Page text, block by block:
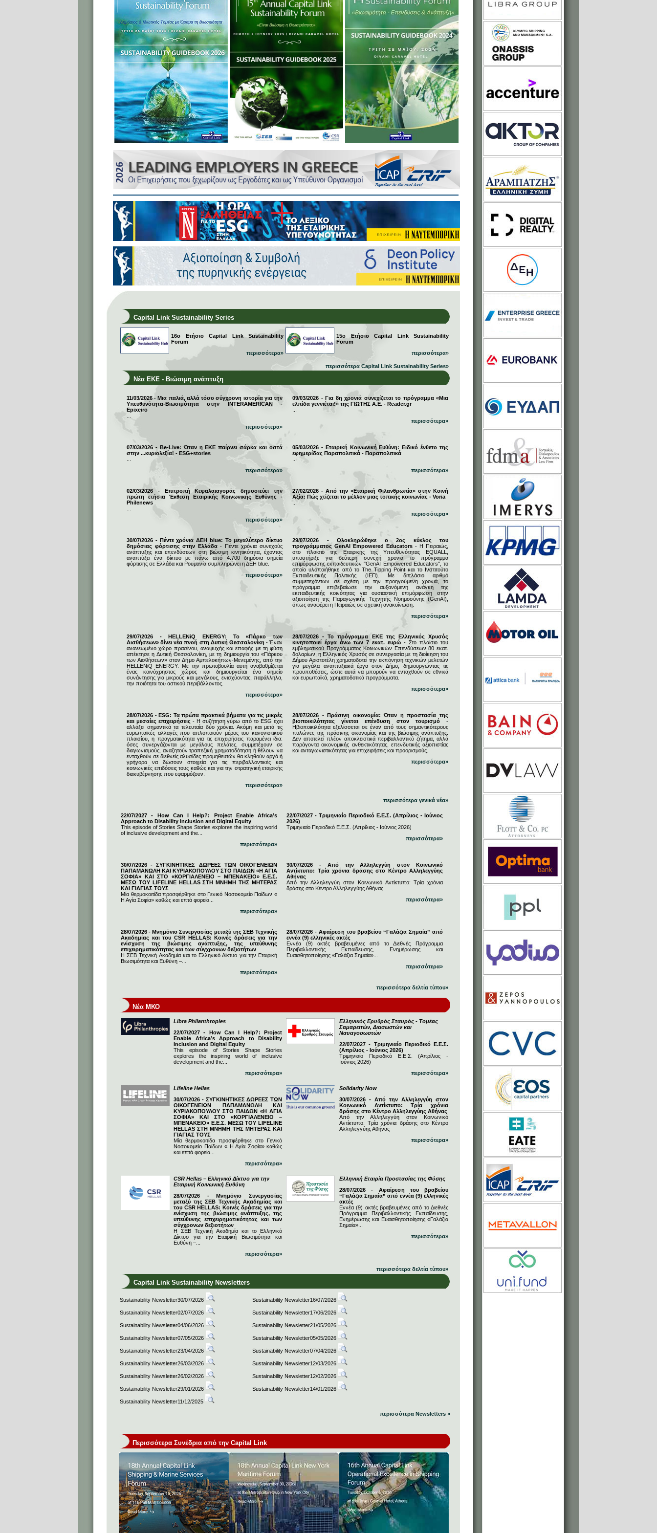
Capital Link Sustainability Series
16ο Ετήσιο Capital Link Sustainability
Forum
περισσότερα»
15ο Ετήσιο Capital Link Sustainability
Forum
περισσότερα»
περισσότερα Capital Link Sustainability Series»
Νέα ΕΚΕ - Βιώσιμη ανάπτυξη
11/03/2026 - Μια παλιά, αλλά τόσο σύγχρονη ιστορία για την
Υπευθυνότητα-Βιωσιμότητα στην INTERAMERICAN -
Epixeiro
περισσότερα»
09/03/2026 - Για 8η χρονιά συνεχίζεται το πρόγραμμα «Μια
ελπίδα γεννιέται!» της ΓΙΩΤΗΣ Α.Ε. - Reader.gr
περισσότερα»
07/03/2026 - Be-Live: Όταν η ΕΚΕ παίρνει σάρκα και οστά
στην ...κυριολεξία! - ESG+stories
περισσότερα»
05/03/2026 - Εταιρική Κοινωνική Ευθύνη: Ειδικό ένθετο της
εφημερίδας Παραπολιτικά - Παραπολιτικά
περισσότερα»
02/03/2026 - Επιτροπή Κεφαλαιαγοράς δημοσιεύει την
πρώτη ετήσια Έκθεση Εταιρικής Κοινωνικής Ευθύνης -
Philenews
περισσότερα»
27/02/2026 - Από την «Εταιρική Φιλανθρωπία» στην Κοινή
Αξία: Πώς χτίζεται το μέλλον μιας τοπικής κοινωνίας - Voria
περισσότερα»
30/07/2026 - Πέντε χρόνια ΔΕΗ blue: Το μεγαλύτερο δίκτυο
δημόσιας φόρτισης στην Ελλάδα- Πέντε χρόνια συνεχούς
ανάπτυξης και επενδύσεων στη βιώσιμη κινητικότητα, έχοντας
αναπτύξει ένα δίκτυο με πάνω από 4.700 δημόσια σημεία
φόρτισης σε Ελλάδα και Ρουμανία συμπληρώνει η ΔΕΗ blue.
περισσότερα»
29/07/2026 - Ολοκληρώθηκε ο 2ος κύκλος του
προγράμματος GenAI Empowered Educators - Η Πειραιώς,
στο πλαίσιο της Εταιρικής της Υπευθυνότητας EQUALL,
υποστήριξε για δεύτερη συνεχή χρονιά το πρόγραμμα
επιμόρφωσης εκπαιδευτικών "GenAI Empowered Educators", το
οποίο υλοποιήθηκε από το The Tipping Point και το Ινστιτούτο
Εκπαιδευτικής Πολιτικής (ΙΕΠ). Με διπλάσιο αριθμό
συμμετεχόντων σε σχέση με την προηγούμενη χρονιά, το
πρόγραμμα επιβεβαίωσε την αυξανόμενη ανάγκη της
εκπαιδευτικής κοινότητας για ουσιαστική επιμόρφωση στην
αξιοποίηση της Παραγωγικής Τεχνητής Νοημοσύνης (GenAI),
όπως αναφέρει η Πειραιώς σε σχετική ανακοίνωση.
περισσότερα»
29/07/2026 - HELLENiQ ENERGY: Το «Πάρκο των
Αισθήσεων» δίνει νέα πνοή στη Δυτική Θεσσαλονίκη - Έναν
ανανεωμένο χώρο πρασίνου, αναψυχής και επαφής με τη φύση
απέκτησε η Δυτική Θεσσαλονίκη, με τη δημιουργία του «Πάρκου
των Αισθήσεων» στον Δήμο Αμπελοκήπων-Μενεμένης, από την
HELLENiQ ENERGY. Με την πρωτοβουλία αυτή αναβαθμίζεται
ένας κοινόχρηστος χώρος και δημιουργείται ένα σημείο
συνάντησης για μικρούς και μεγάλους, ενισχύοντας, παράλληλα,
την ποιότητα του αστικού περιβάλλοντος.
περισσότερα»
28/07/2026 - Το πρόγραμμα ΕΚΕ της Ελληνικός Χρυσός
κινητοποιεί έργα άνω των 7 εκατ. ευρώ - Στο πλαίσιο του
εμβληματικού Προγράμματος Κοινωνικών Επενδύσεων 80 εκατ.
δολαρίων, η Ελληνικός Χρυσός σε συνεργασία με τη διοίκηση του
Δήμου Αριστοτέλη χρηματοδοτεί την εκπόνηση τεχνικών μελετών
για μεγάλα αναπτυξιακά έργα στον Δήμο, δημιουργώντας τις
προϋποθέσεις, ώστε αυτά να μπορούν να ενταχθούν σε εθνικά
και ευρωπαϊκά, χρηματοδοτικά προγράμματα.
περισσότερα»
28/07/2026 - ESG: Τα πρώτα πρακτικά βήματα για τις μικρές
και μεσαίες επιχειρήσεις - Η συζήτηση γύρω από το ESG έχει
αλλάξει σημαντικά τα τελευταία δύο χρόνια. Ακόμη και μετά τις
ευρωπαϊκές αλλαγές που απλοποιούν μέρος του κανονιστικού
πλαισίου, η πραγματικότητα για τις επιχειρήσεις παραμένει ίδια:
όσες συνεργάζονται με μεγάλους πελάτες, συμμετέχουν σε
διαγωνισμούς, αναζητούν τραπεζική χρηματοδότηση ή θέλουν να
ενταχθούν σε διεθνείς αλυσίδες προμηθευτών θα κληθούν αργά ή
γρήγορα να δώσουν στοιχεία για τις περιβαλλοντικές και
κοινωνικές επιδόσεις τους καθώς και για την στρατηγική εταιρικής
διακυβέρνησης που εφαρμόζουν.
περισσότερα»
28/07/2026 - Πράσινη οικονομία: Όταν η προστασία της
βιοποικιλότητας γίνεται επένδυση στον τουρισμό -
Ηβιοποικιλότητα εξελίσσεται σε έναν από τους σημαντικότερους
πυλώνες της πράσινης οικονομίας και της βιώσιμης ανάπτυξης.
Δεν αποτελεί πλέον αποκλειστικά περιβαλλοντικό ζήτημα, αλλά
παράγοντα οικονομικής ανθεκτικότητας, επενδυτικής αξιοπιστίας
και ανταγωνιστικότητας για επιχειρήσεις και προορισμούς.
περισσότερα»
περισσότερα γενικά νέα»
22/07/2027 - How Can I Help?: Project Enable Africa’s
Approach to Disability Inclusion and Digital Equity
This episode of Stories Shape Stories explores the inspiring world
of inclusive development and the...
περισσότερα»
22/07/2027 - Τριμηνιαίο Περιοδικό Ε.Ε.Σ. (Απρίλιος - Ιούνιος
2026)
Τριμηνιαίο Περιοδικό Ε.Ε.Σ. (Απρίλιος - Ιούνιος 2026)
περισσότερα»
30/07/2026 - ΣΥΓΚΙΝΗΤΙΚΕΣ ΔΩΡΕΕΣ ΤΩΝ ΟΙΚΟΓΕΝΕΙΩΝ
ΠΑΠΑΜΑΝΩΛΗ ΚΑΙ ΚΥΡΙΑΚΟΠΟΥΛΟΥ ΣΤΟ ΠΑΙΔΩΝ «Η ΑΓΙΑ
ΣΟΦΙΑ» ΚΑΙ ΣΤΟ «ΚΟΡΓΙΑΛΕΝΕΙΟ – ΜΠΕΝΑΚΕΙΟ» Ε.Ε.Σ.
ΜΕΣΩ ΤΟΥ LIFELINE HELLAS ΣΤΗ ΜΝΗΜΗ ΤΗΣ ΜΗΤΕΡΑΣ
ΚΑΙ ΓΙΑΓΙΑΣ ΤΟΥΣ
Μία θερμοκοιτίδα προσφέρθηκε στο Γενικό Νοσοκομείο Παίδων «
Η Αγία Σοφία» καθώς και επτά φορεία...
περισσότερα»
30/07/2026 - Από την Αλληλεγγύη στον Κοινωνικό
Αντίκτυπο: Τρία χρόνια δράσης στο Κέντρο Αλληλεγγύης
Αθήνας
Από την Αλληλεγγύη στον Κοινωνικό Αντίκτυπο: Τρία χρόνια
δράσης στο Κέντρο Αλληλεγγύης Αθήνας
περισσότερα»
28/07/2026 - Μνημόνιο Συνεργασίας μεταξύ της ΣΕΒ Τεχνικής
Ακαδημίας και του CSR HELLAS: Κοινές δράσεις για την
ενίσχυση της βιώσιμης ανάπτυξης, της υπεύθυνης
επιχειρηματικότητας και των σύγχρονων δεξιοτήτων
Η ΣΕΒ Τεχνική Ακαδημία και το Ελληνικό Δίκτυο για την Εταιρική
Βιωσιμότητα και Ευθύνη –...
περισσότερα»
28/07/2026 - Αφαίρεση του βραβείου “Γαλάζια Σημαία” από
εννέα (9) ελληνικές ακτές
Εννέα (9) ακτές βραβευμένες από το Διεθνές Πρόγραμμα
Περιβαλλοντικής Εκπαίδευσης, Ενημέρωσης και
Ευαισθητοποίησης «Γαλάζια Σημαία»...
περισσότερα»
περισσότερα δελτία τύπου»
Νέα ΜΚΟ
Libra Philanthropies
22/07/2027 - How Can I Help?: Project
Enable Africa’s Approach to Disability
Inclusion and Digital Equity
This episode of Stories Shape Stories
explores the inspiring world of inclusive
development and the...
περισσότερα»
Ελληνικός Ερυθρός Σταυρός - Τομέας
Σαμαρειτών, Διασωστών και
Ναυαγοσωστών
22/07/2027 - Τριμηνιαίο Περιοδικό Ε.Ε.Σ.
(Απρίλιος - Ιούνιος 2026)
Τριμηνιαίο Περιοδικό Ε.Ε.Σ. (Απρίλιος -
Ιούνιος 2026)
περισσότερα»
Lifeline Hellas
30/07/2026 - ΣΥΓΚΙΝΗΤΙΚΕΣ ΔΩΡΕΕΣ ΤΩΝ
ΟΙΚΟΓΕΝΕΙΩΝ ΠΑΠΑΜΑΝΩΛΗ ΚΑΙ
ΚΥΡΙΑΚΟΠΟΥΛΟΥ ΣΤΟ ΠΑΙΔΩΝ «Η ΑΓΙΑ
ΣΟΦΙΑ» ΚΑΙ ΣΤΟ «ΚΟΡΓΙΑΛΕΝΕΙΟ –
ΜΠΕΝΑΚΕΙΟ» Ε.Ε.Σ. ΜΕΣΩ ΤΟΥ LIFELINE
HELLAS ΣΤΗ ΜΝΗΜΗ ΤΗΣ ΜΗΤΕΡΑΣ ΚΑΙ
ΓΙΑΓΙΑΣ ΤΟΥΣ
Μία θερμοκοιτίδα προσφέρθηκε στο Γενικό
Νοσοκομείο Παίδων « Η Αγία Σοφία» καθώς
και επτά φορεία...
περισσότερα»
Solidarity Now
30/07/2026 - Από την Αλληλεγγύη στον
Κοινωνικό Αντίκτυπο: Τρία χρόνια
δράσης στο Κέντρο Αλληλεγγύης Αθήνας
Από την Αλληλεγγύη στον Κοινωνικό
Αντίκτυπο: Τρία χρόνια δράσης στο Κέντρο
Αλληλεγγύης Αθήνας
περισσότερα»
CSR Hellas – Ελληνικό Δίκτυο για την
Εταιρική Κοινωνική Ευθύνη
28/07/2026 - Μνημόνιο Συνεργασίας
μεταξύ της ΣΕΒ Τεχνικής Ακαδημίας και
του CSR HELLAS: Κοινές δράσεις για την
ενίσχυση της βιώσιμης ανάπτυξης, της
υπεύθυνης επιχειρηματικότητας και των
σύγχρονων δεξιοτήτων
Η ΣΕΒ Τεχνική Ακαδημία και το Ελληνικό
Δίκτυο για την Εταιρική Βιωσιμότητα και
Ευθύνη –...
περισσότερα»
Ελληνική Εταιρία Προστασίας της Φύσης
28/07/2026 - Αφαίρεση του βραβείου
“Γαλάζια Σημαία” από εννέα (9) ελληνικές
ακτές
Εννέα (9) ακτές βραβευμένες από το Διεθνές
Πρόγραμμα Περιβαλλοντικής Εκπαίδευσης,
Ενημέρωσης και Ευαισθητοποίησης «Γαλάζια
Σημαία»...
περισσότερα»
περισσότερα δελτία τύπου»
Capital Link Sustainability Newsletters
Sustainability Newsletter30/07/2026 Sustainability Newsletter16/07/2026
Sustainability Newsletter02/07/2026 Sustainability Newsletter17/06/2026
Sustainability Newsletter04/06/2026 Sustainability Newsletter21/05/2026
Sustainability Newsletter07/05/2026 Sustainability Newsletter05/05/2026
Sustainability Newsletter23/04/2026 Sustainability Newsletter07/04/2026
Sustainability Newsletter26/03/2026 Sustainability Newsletter12/03/2026
Sustainability Newsletter26/02/2026 Sustainability Newsletter12/02/2026
Sustainability Newsletter29/01/2026 Sustainability Newsletter14/01/2026
Sustainability Newsletter11/12/2025
περισσότερα Newsletters »
Περισσότερα Συνέδρια από την Capital Link